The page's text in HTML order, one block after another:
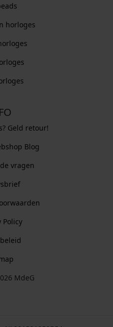
horloges
Geld retour!
Blog
vragen
Policy
MdeG